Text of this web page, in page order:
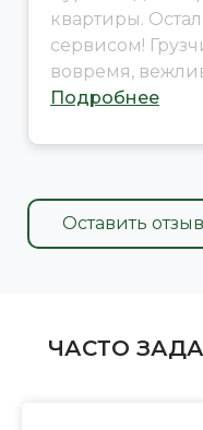
квартиры.
сервисом!
вовремя,
Подробнее
Оставить отзыв
ЧАСТО